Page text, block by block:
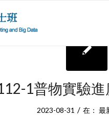
1普物實驗
2023-08-31 / 在： 最